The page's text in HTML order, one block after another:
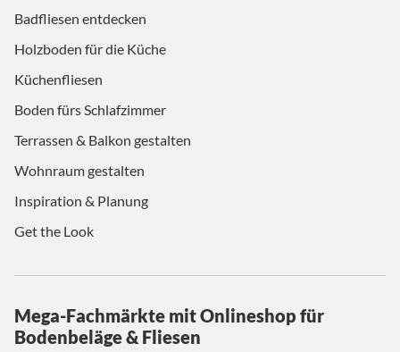
Badfliesen entdecken
Holzboden für die Küche
Küchenfliesen
Boden fürs Schlafzimmer
Terrassen & Balkon gestalten
Wohnraum gestalten
Inspiration & Planung
Get the Look
Mega-Fachmärkte mit Onlineshop für
Bodenbeläge & Fliesen